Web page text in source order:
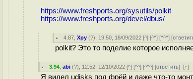
https://www.freshports.org/sysutils/polkit
https://www.freshports.org/devel/dbus/
4.87 ,Хру (?), 19:50, 18/09/2022 [^] [^^] [^^^] [
polkit? Это то поделие которое
3.94 ,abi (?), 12:52, 12/10/2022 [^] [^^] [^^^] [ответить][↑]
Я видел udisks под фрёй и даже что-то